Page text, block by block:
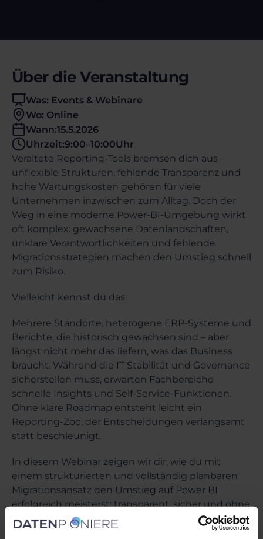
Über die Veranstaltung
Was: Events & Webinare
Wo: Online
Wann:15.5.2026
Uhrzeit:9:00–10:00Uhr
Veraltete Reporting-Tools bremsen dich aus –
unflexible Strukturen, fehlende Transparenz und
hohe Wartungskosten gehören für viele
Unternehmen inzwischen zum Alltag. Doch der
Weg in eine moderne Power-BI-Umgebung wirkt
oft komplex: gewachsene Datenlandschaften,
unklare Verantwortlichkeiten und fehlende
Migrationsstrategien machen den Umstieg schnell
zum Risiko.
Vielleicht kennst du das:
Mehrere Standorte, heterogene ERP-Systeme und
Berichte, die historisch gewachsen sind – aber
längst nicht mehr das liefern, was das Business
braucht. Während die IT Stabilität und Governance
sicherstellen muss, erwarten Fachbereiche
schnelle Insights und Self-Service-Funktionen.
Ohne klare Roadmap entsteht leicht ein
Reporting-Zoo, der Entscheidungen verlangsamt
statt beschleunigt.
In diesem Webinar zeigen wir dir, wie du mit
einem strukturierten und vollständig planbaren
Migrationsansatz den Umstieg auf Power BI
erfolgreich meisterst: transparent, sicher und ohne
böse Überraschungen. Wir sprechen über typische
Fallstricke, bewährte Vorgehensmodelle und